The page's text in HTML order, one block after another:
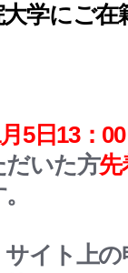
学にご在
5日13：
だいた方先
イト上